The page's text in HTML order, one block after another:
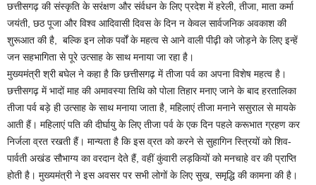
छत्तीसगढ़ की संस्कृति के सरंक्षण और संर्वधन के लिए प्रदेश में हरेली, तीजा, माता कर्मा
जयंती, छठ पूजा और विश्व आदिवासी दिवस के दिन न केवल सार्वजनिक अवकाश की
शुरूआत की है, बल्कि इन लोक पर्वों के महत्व से आने वाली पीढ़ी को जोड़ने के लिए इन्हें
जन सहभागिता से पूरे उत्साह के साथ मनाया जा रहा है।
मुख्यमंत्री श्री बघेल ने कहा है कि छत्तीसगढ़ में तीजा पर्व का अपना विशेष महत्व है।
छत्तीसगढ़ में भादों माह की अमावस्या तिथि को पोला तिहार मनाए जाने के बाद हरतालिका
तीजा पर्व बड़े ही उत्साह के साथ मनाया जाता है, महिलाएं तीजा मनाने ससुराल से मायके
आती हैं। महिलाएं पति की दीर्घायु के लिए तीजा पर्व के एक दिन पहले करूभात ग्रहण कर
निर्जला व्रत रखती हैं। मान्यता है कि इस व्रत को करने से सुहागिन स्त्रियों को शिव-
पार्वती अखंड सौभाग्य का वरदान देते हैं, वहीं कुंवारी लड़कियों को मनचाहे वर की प्राप्ति
होती है। मुख्यमंत्री ने इस अवसर पर सभी लोगों के लिए सुख, समृद्धि की कामना की है।